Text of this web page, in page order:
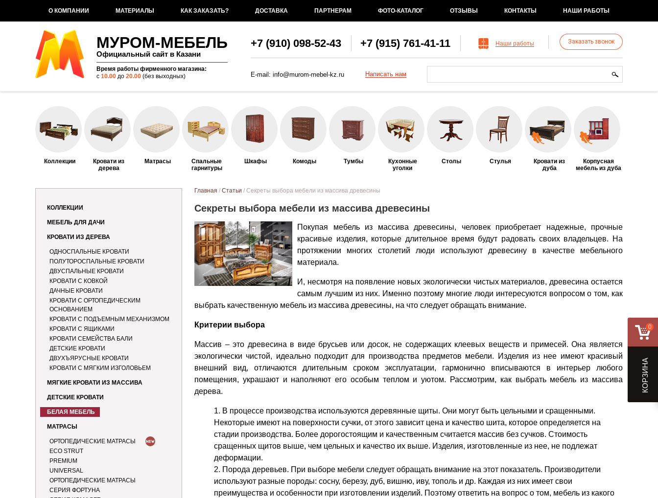
О КОМПАНИИ МАТЕРИАЛЫ КАК ЗАКАЗАТЬ? ДОСТАВКА ПАРТНЕРАМ ФОТО-КАТАЛОГ ОТЗЫВЫ КОНТАКТЫ НАШИ РАБОТЫ
МУРОМ-МЕБЕЛЬ
Официальный сайт в Казани
Время работы фирменного магазина:
с 10.00 до 20.00 (без выходных)
+7 (910) 098-52-43 +7 (915) 761-41-11 Наши работы Заказать звонок
E-mail: info@murom-mebel-kz.ru Написать нам
Коллекции
Кровати из
дерева
Матрасы
Спальные
гарнитуры
Шкафы Комоды Тумбы
Кухонные
уголки
Столы Стулья
Кровати из
дуба
Корпусная
мебель из дуба
КОЛЛЕКЦИИ
МЕБЕЛЬ ДЛЯ ДАЧИ
КРОВАТИ ИЗ ДЕРЕВА
ОДНОСПАЛЬНЫЕ КРОВАТИ
ПОЛУТОРОСПАЛЬНЫЕ КРОВАТИ
ДВУСПАЛЬНЫЕ КРОВАТИ
КРОВАТИ С КОВКОЙ
ДАЧНЫЕ КРОВАТИ
КРОВАТИ С ОРТОПЕДИЧЕСКИМ
ОСНОВАНИЕМ
КРОВАТИ С ПОДЪЕМНЫМ МЕХАНИЗМОМ
КРОВАТИ С ЯЩИКАМИ
КРОВАТИ СЕМЕЙСТВА БАЛИ
ДЕТСКИЕ КРОВАТИ
ДВУХЪЯРУСНЫЕ КРОВАТИ
КРОВАТИ С МЯГКИМ ИЗГОЛОВЬЕМ
МЯГКИЕ КРОВАТИ ИЗ МАССИВА
ДЕТСКИЕ КРОВАТИ
БЕЛАЯ МЕБЕЛЬ
МАТРАСЫ
ОРТОПЕДИЧЕСКИЕ МАТРАСЫ
ECO STRUT
PREMIUM
UNIVERSAL
ОРТОПЕДИЧЕСКИЕ МАТРАСЫ
СЕРИЯ ФОРТУНА
Вы здесь
Главная / Статьи / Секреты выбора мебели из массива древесины
Секреты выбора мебели из массива древесины
Покупая мебель из массива древесины, человек приобретает надежные, прочные
красивые изделия, которые длительное время будут радовать своих владельцев. На
протяжении многих столетий люди используют древесину в качестве мебельного
материала.
И, несмотря на появление новых экологически чистых материалов, древесина остается
самым лучшим из них. Именно поэтому многие люди интересуются вопросом о том, как
выбрать качественную мебель из массива древесины, на что следует обращать внимание.
Критерии выбора
Массив – это древесина в виде брусьев или досок, не содержащих клеевых веществ и примесей. Она является
экологически чистой, идеально подходит для производства предметов мебели. Изделия из нее имеют красивый
внешний вид, отличаются длительным сроком эксплуатации, гармонично вписываются в интерьер любого
помещения, украшают и наполняют его особым теплом и уютом. Рассмотрим, как выбрать мебель из массива
дерева.
В процессе производства используются деревянные щиты. Они могут быть цельными и сращенными.
Некоторые имеют на поверхности сучки, от этого зависит цена и качество шита, которое определяется на
стадии производства. Более дорогостоящим и качественным считается массив без сучков. Стоимость
сращенных щитов выше, чем цельных и качество их выше. Изделия, изготовленные из нее, не подлежат
деформации.
Порода деревьев. При выборе мебели следует обращать внимание на этот показатель. Производители
используют разные породы: сосну, березу, дуб, вишню, иву, тополь и др. Каждая из них имеет свои
преимущества и особенности при изготовлении изделий. Поэтому ответить на вопрос о том, мебель из какого
0
КОРЗИНА